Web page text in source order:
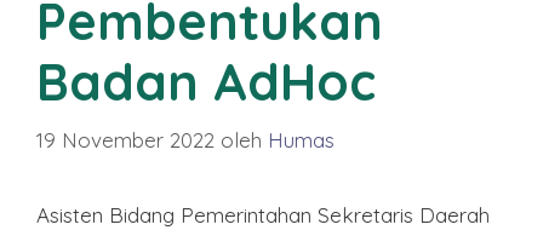
Pembentukan
Badan AdHoc
19 November 2022 oleh Humas
Asisten Bidang Pemerintahan Sekretaris Daerah